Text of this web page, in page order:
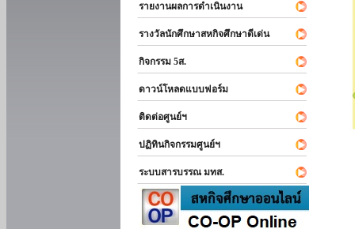
รายงานผลการดำเนินงาน
รางวัลนักศึกษาสหกิจศึกษาดีเด่น
กิจกรรม 5ส.
ดาวน์โหลดแบบฟอร์ม
ติดต่อศูนย์ฯ
ปฏิทินกิจกรรมศูนย์ฯ
ระบบสารบรรณ มทส.